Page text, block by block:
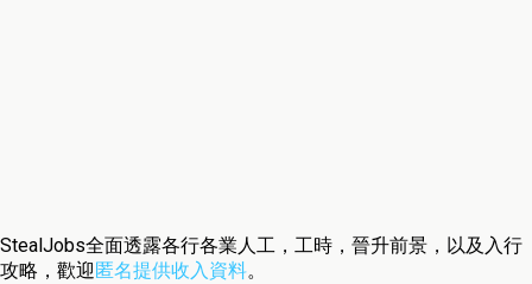
StealJobs全面透露各行各業人工，工時，晉升前景，以及入行
攻略，歡迎 匿名提供收入資料。